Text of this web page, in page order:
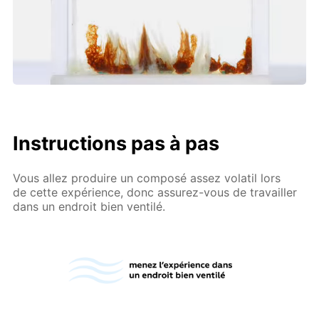
Instructions pas à pas
Vous allez produire un composé assez volatil lors
de cette expérience, donc assurez-vous de travailler
dans un endroit bien ventilé.